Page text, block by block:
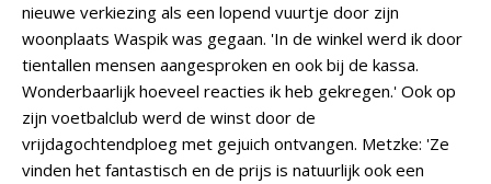
nieuwe verkiezing als een lopend vuurtje door zijn
woonplaats Waspik was gegaan. 'In de winkel werd ik door
tientallen mensen aangesproken en ook bij de kassa.
Wonderbaarlijk hoeveel reacties ik heb gekregen.' Ook op
zijn voetbalclub werd de winst door de
vrijdagochtendploeg met gejuich ontvangen. Metzke: 'Ze
vinden het fantastisch en de prijs is natuurlijk ook een